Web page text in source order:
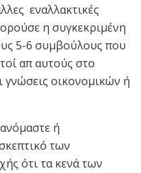
εναλλακτικές
η συγκεκριμένη
5-6 συμβούλους που
απ αυτούς στο
γνώσεις οικονομικών ή
ή
των
ότι τα κενά των